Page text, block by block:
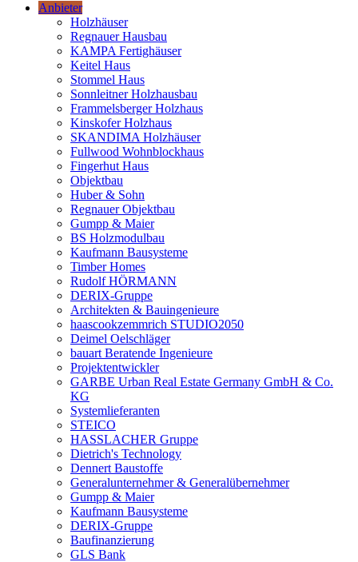
Anbieter
Holzhäuser
Regnauer Hausbau
KAMPA Fertighäuser
Keitel Haus
Stommel Haus
Sonnleitner Holzhausbau
Frammelsberger Holzhaus
Kinskofer Holzhaus
SKANDIMA Holzhäuser
Fullwood Wohnblockhaus
Fingerhut Haus
Objektbau
Huber & Sohn
Regnauer Objektbau
Gumpp & Maier
BS Holzmodulbau
Kaufmann Bausysteme
Timber Homes
Rudolf HÖRMANN
DERIX-Gruppe
Architekten & Bauingenieure
haascookzemmrich STUDIO2050
Deimel Oelschläger
bauart Beratende Ingenieure
Projektentwickler
GARBE Urban Real Estate Germany GmbH & Co.
KG
Systemlieferanten
STEICO
HASSLACHER Gruppe
Dietrich's Technology
Dennert Baustoffe
Generalunternehmer & Generalübernehmer
Gumpp & Maier
Kaufmann Bausysteme
DERIX-Gruppe
Baufinanzierung
GLS Bank